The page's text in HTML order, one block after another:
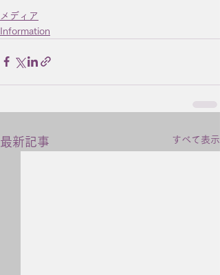
メディア
Information
最新記事 すべて表示